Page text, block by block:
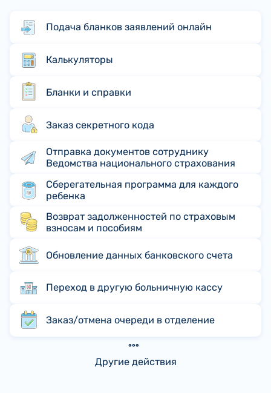
Подача бланков заявлений онлайн
Калькуляторы
Бланки и справки
Заказ секретного кода
Отправка документов сотруднику
Ведомства национального страхования
Сберегательная программа для каждого
ребенка
Возврат задолженностей по страховым
взносам и пособиям
Обновление данных банковского счета
Переход в другую больничную кассу
Заказ/отмена очереди в отделение
Другие действия